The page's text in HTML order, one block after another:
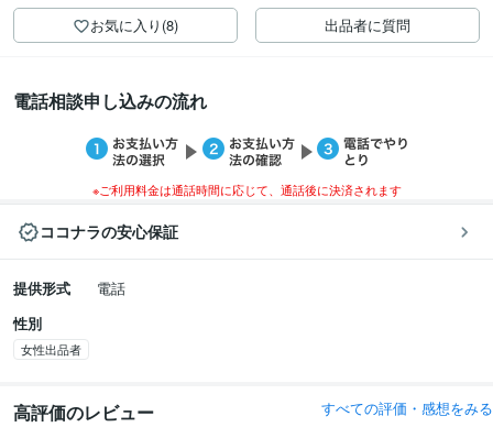
お気に入り(8) 出品者に質問
電話相談申し込みの流れ
※ご利用料金は通話時間に応じて、通話後に決済されます
ココナラの安心保証
提供形式
電話
性別
女性出品者
高評価のレビュー すべての評価・感想をみる